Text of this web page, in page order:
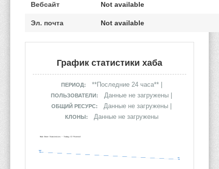
Вебсайт Not available
Эл. почта Not available
График статистики хаба
ПЕРИОД: **Последние 24 часа** |
ПОЛЬЗОВАТЕЛИ: Данные не загружены |
ОБЩИЙ РЕСУРС: Данные не загружены |
КЛОНЫ: Данные не загружены